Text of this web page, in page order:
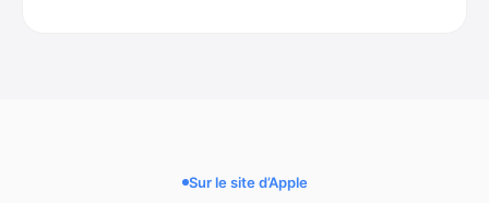
Sur le site d’Apple